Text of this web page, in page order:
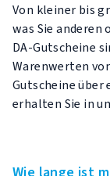
Von kleiner bis
was Sie anderen
DA-Gutscheine
Warenwerten
Gutscheine über
erhalten Sie in